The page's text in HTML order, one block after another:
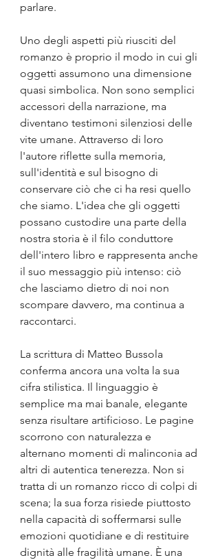
parlare.
Uno degli aspetti più riusciti del
romanzo è proprio il modo in cui gli
oggetti assumono una dimensione
quasi simbolica. Non sono semplici
accessori della narrazione, ma
diventano testimoni silenziosi delle
vite umane. Attraverso di loro
l'autore riflette sulla memoria,
sull'identità e sul bisogno di
conservare ciò che ci ha resi quello
che siamo. L'idea che gli oggetti
possano custodire una parte della
nostra storia è il filo conduttore
dell'intero libro e rappresenta anche
il suo messaggio più intenso: ciò
che lasciamo dietro di noi non
scompare davvero, ma continua a
raccontarci.
La scrittura di Matteo Bussola
conferma ancora una volta la sua
cifra stilistica. Il linguaggio è
semplice ma mai banale, elegante
senza risultare artificioso. Le pagine
scorrono con naturalezza e
alternano momenti di malinconia ad
altri di autentica tenerezza. Non si
tratta di un romanzo ricco di colpi di
scena; la sua forza risiede piuttosto
nella capacità di soffermarsi sulle
emozioni quotidiane e di restituire
dignità alle fragilità umane. È una